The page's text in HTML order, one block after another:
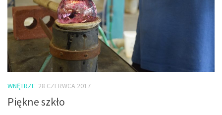
WNĘTRZE 28 CZERWCA 2017
Piękne szkło